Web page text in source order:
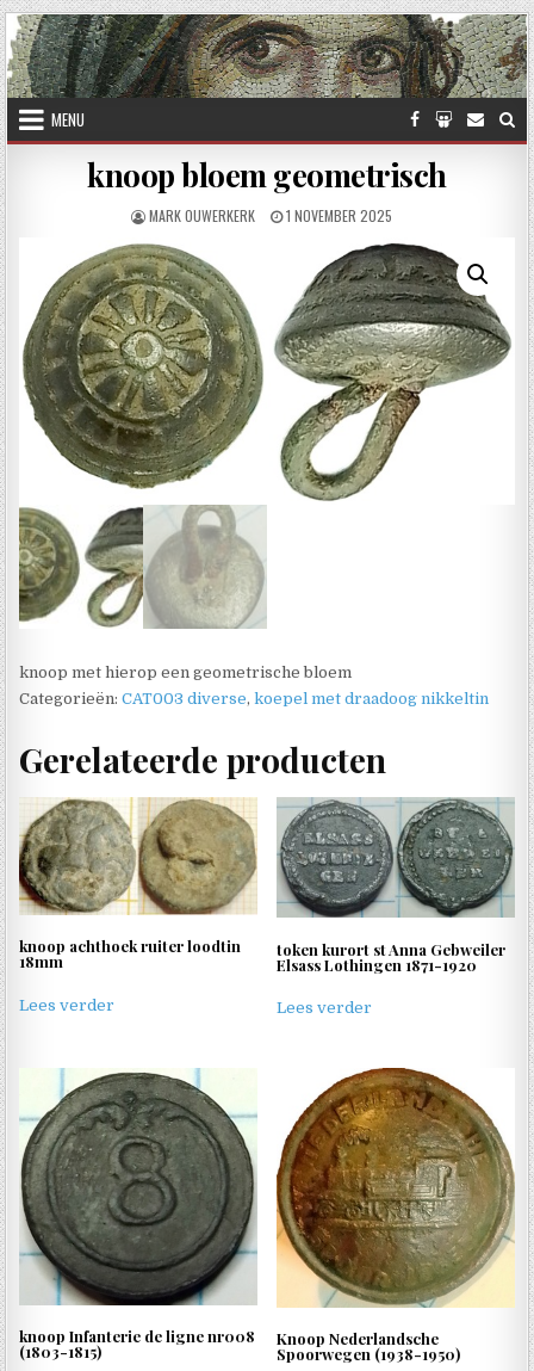
Skip to content
MENU
knoop bloem geometrisch
AUTHOR:
MARK OUWERKERK PUBLISHED DATE:
1 NOVEMBER 2025
knoop met hierop een geometrische bloem
Categorieën:CAT003 diverse,koepel met draadoog nikkeltin
Gerelateerde producten
knoop achthoek ruiter loodtin
18mm
Lees verder
token kurort st Anna Gebweiler
Elsass Lothingen 1871-1920
Lees verder
knoop Infanterie de ligne nr008
(1803-1815)
Knoop Nederlandsche
Spoorwegen (1938-1950)